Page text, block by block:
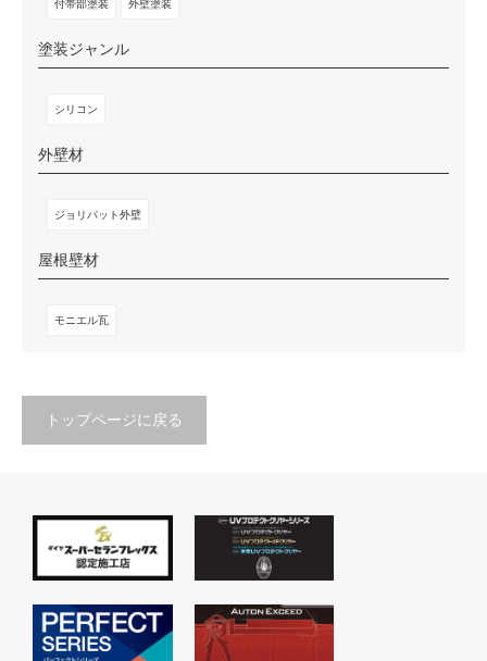
付帯部塗装 外壁塗装
塗装ジャンル
シリコン
外壁材
ジョリパット外壁
屋根壁材
モニエル瓦
トップページに戻る